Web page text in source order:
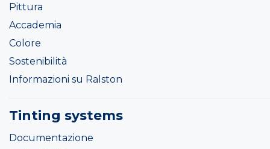
Pittura
Accademia
Colore
Sostenibilità
Informazioni su Ralston
Tinting systems
Documentazione